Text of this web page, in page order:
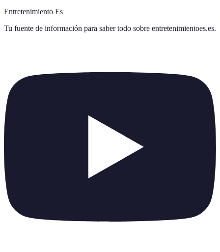
Entretenimiento Es
Tu fuente de información para saber todo sobre entretenimientoes.es.